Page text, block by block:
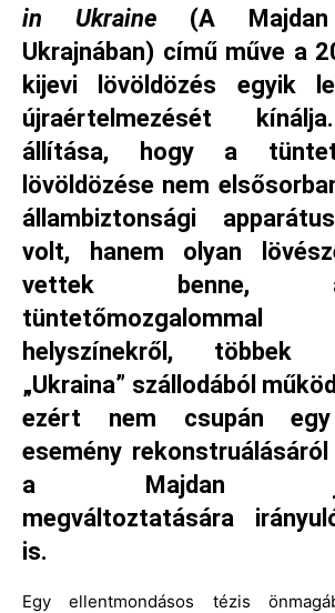
in Ukraine (A Majdan
Ukrajnában) című műve a
kijevi lövöldözés egyik
újraértelmezését
állítása, hogy a
lövöldözése nem
állambiztonsági
volt, hanem olyan
vettek
tüntetőmozgalommal
helyszínekről,
„Ukraina” szállodából
ezért nem csupán egy
esemény
a Majdan
megváltoztatására
is.
Egy ellentmondásos tézis